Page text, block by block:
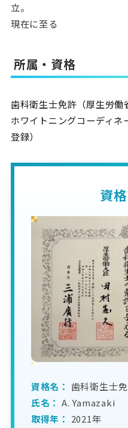
立。
現在に至る
所属・資格
歯科衛生士免許（厚生労働
ホワイトニングコーディ
登録）
資
資格名： 歯科衛生士
氏名： A. Yamazaki
取得年： 2021年